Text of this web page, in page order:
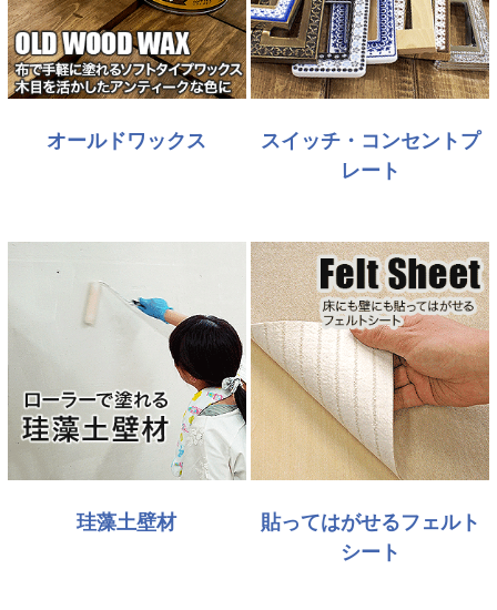
オールドワックス
スイッチ・コンセントプ
レート
珪藻土壁材
貼ってはがせるフェルト
シート